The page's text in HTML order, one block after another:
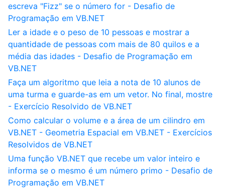
escreva "Fizz" se o número for - Desafio de
Programação em VB.NET
Ler a idade e o peso de 10 pessoas e mostrar a
quantidade de pessoas com mais de 80 quilos e a
média das idades - Desafio de Programação em
VB.NET
Faça um algoritmo que leia a nota de 10 alunos de
uma turma e guarde-as em um vetor. No final, mostre
- Exercício Resolvido de VB.NET
Como calcular o volume e a área de um cilindro em
VB.NET - Geometria Espacial em VB.NET - Exercícios
Resolvidos de VB.NET
Uma função VB.NET que recebe um valor inteiro e
informa se o mesmo é um número primo - Desafio de
Programação em VB.NET